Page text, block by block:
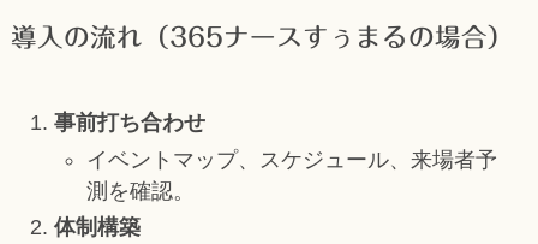
導入の流れ（365ナースすぅまるの場合）
事前打ち合わせ
イベントマップ、スケジュール、来場者予
測を確認。
体制構築